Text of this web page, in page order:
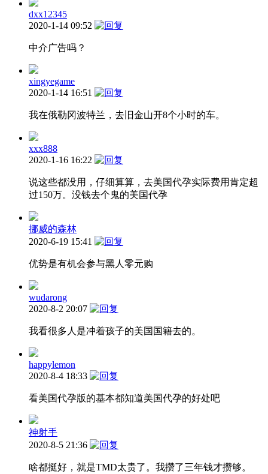
dxx12345
2020-1-14 09:52
中介广告吗？
xingyegame
2020-1-14 16:51
我在俄勒冈波特兰，去旧金山开8个小时的车。
xxx888
2020-1-16 16:22
说这些都没用，仔细算算，去美国代孕实际费用肯定超
过150万。没钱去个鬼的美国代孕
挪威的森林
2020-6-19 15:41
优势是有机会参与黑人零元购
wudarong
2020-8-2 20:07
我看很多人是冲着孩子的美国国籍去的。
happylemon
2020-8-4 18:33
看美国代孕版的基本都知道美国代孕的好处吧
神射手
2020-8-5 21:36
啥都挺好，就是TMD太贵了。我攒了三年钱才攒够。